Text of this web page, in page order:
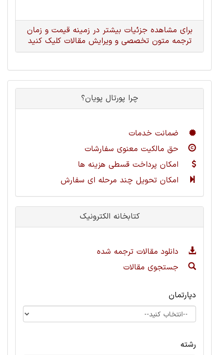
برای مشاهده جزئیات بیشتر در زمینه قیمت و زمان
ترجمه متون تخصصی و ویرایش مقالات کلیک کنید
چرا پورتال پویان؟
ضمانت خدمات
حق مالکیت معنوی سفارشات
امکان پرداخت قسطی هزینه ها
امکان تحویل چند مرحله ای سفارش
کتابخانه الکترونیک
دانلود مقالات ترجمه شده
جستجوی مقالات
دپارتمان
رشته